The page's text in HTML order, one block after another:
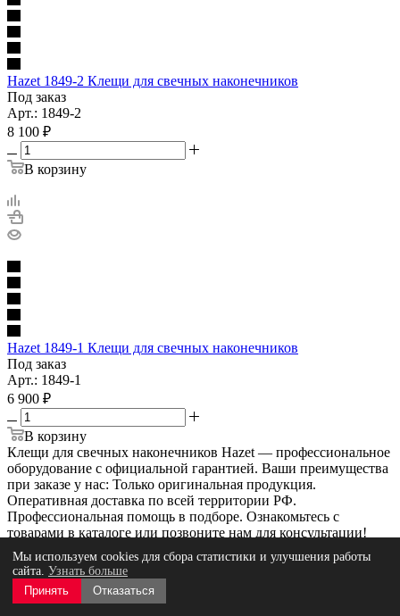
Hazet 1849-2 Клещи для свечных наконечников
Под заказ
Арт.: 1849-2
8 100 ₽
В корзину
Hazet 1849-1 Клещи для свечных наконечников
Под заказ
Арт.: 1849-1
6 900 ₽
В корзину
Клещи для свечных наконечников Hazet — профессиональное
оборудование с официальной гарантией. Ваши преимущества
при заказе у нас: Только оригинальная продукция.
Оперативная доставка по всей территории РФ.
Профессиональная помощь в подборе. Ознакомьтесь с
товарами в каталоге или позвоните нам для консультации!
Фильтр
Сортировка
Мы используем cookies для сбора статистики и улучшения работы
сайта. Узнать больше
Принять
Отказаться